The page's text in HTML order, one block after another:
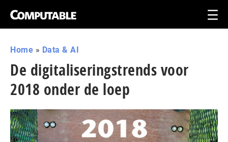
Home » Data & AI
De digitaliseringstrends voor
2018 onder de loep